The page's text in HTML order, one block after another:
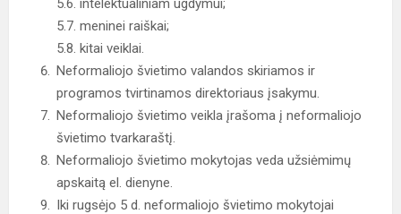
5.6. intelektualiniam ugdymui;
5.7. meninei raiškai;
5.8. kitai veiklai.
Neformaliojo švietimo valandos skiriamos ir
programos tvirtinamos direktoriaus įsakymu.
Neformaliojo švietimo veikla įrašoma į neformaliojo
švietimo tvarkaraštį.
Neformaliojo švietimo mokytojas veda užsiėmimų
apskaitą el. dienyne.
Iki rugsėjo 5 d. neformaliojo švietimo mokytojai